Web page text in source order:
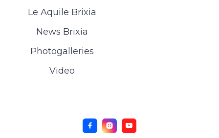
Le Aquile Brixia
News Brixia
Photogalleries
Video
  